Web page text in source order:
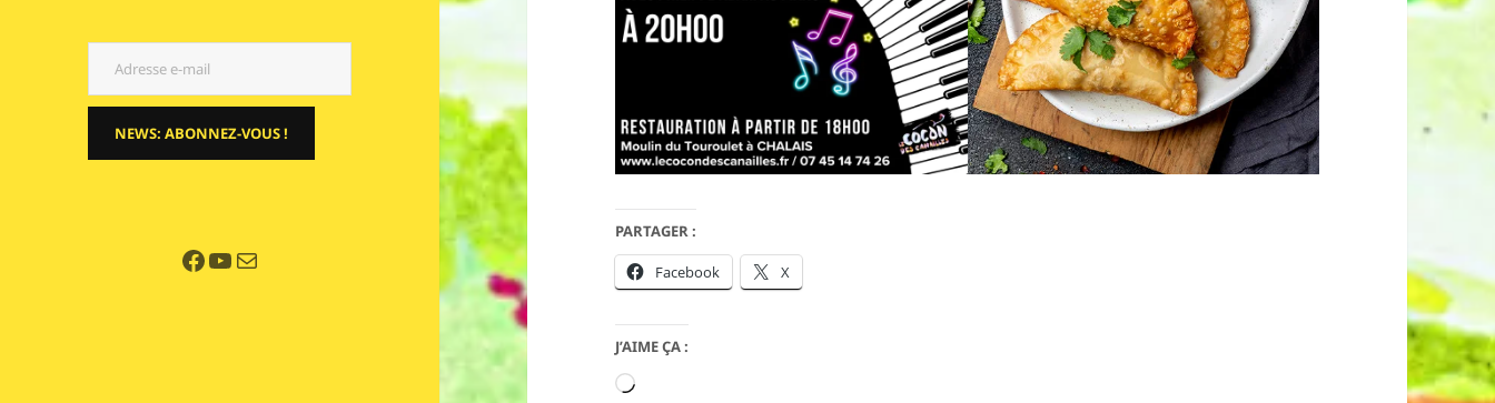
Adresse e-mail
NEWS: ABONNEZ-VOUS !
Facebook
YouTube
E-mail
PARTAGER :
Facebook X
J’AIME ÇA :
Chargement…